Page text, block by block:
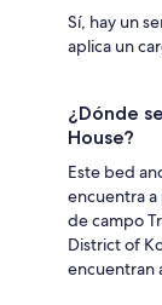
Sí, hay un
aplica un
¿Dónde
House?
Este bed
encuentra a
de campo
District of
encuentran